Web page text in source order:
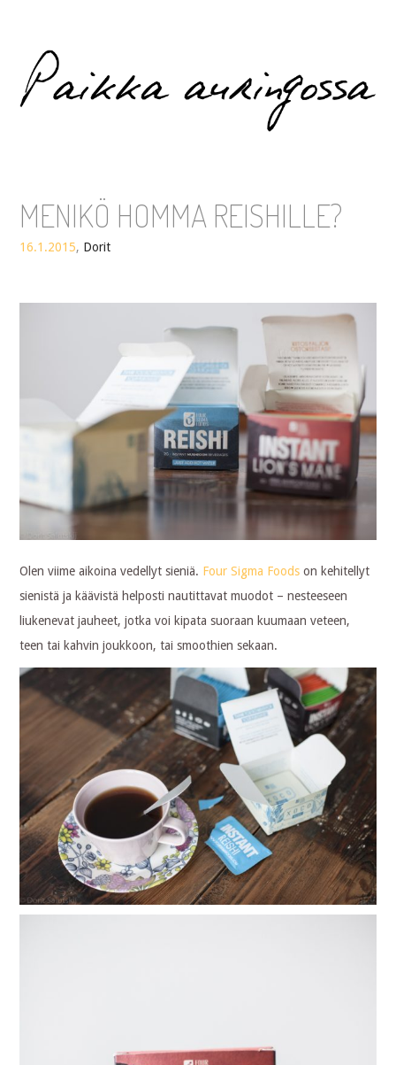
Paikka auringossa
MENIKÖ HOMMA REISHILLE?
16.1.2015, Dorit
Olen viime aikoina vedellyt sieniä. Four Sigma Foods on kehitellyt
sienistä ja käävistä helposti nautittavat muodot – nesteeseen
liukenevat jauheet, jotka voi kipata suoraan kuumaan veteen,
teen tai kahvin joukkoon, tai smoothien sekaan.